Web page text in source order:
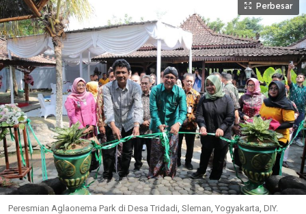
Perbesar
Peresmian Aglaonema Park di Desa Tridadi, Sleman, Yogyakarta, DIY.